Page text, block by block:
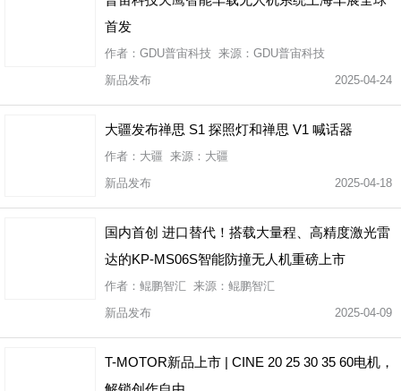
首发
作者：GDU普宙科技 来源：GDU普宙科技
新品发布
2025-04-24
大疆发布禅思 S1 探照灯和禅思 V1 喊话器
作者：大疆 来源：大疆
新品发布
2025-04-18
国内首创 进口替代！搭载大量程、高精度激光雷
达的KP-MS06S智能防撞无人机重磅上市
作者：鲲鹏智汇 来源：鲲鹏智汇
新品发布
2025-04-09
T-MOTOR新品上市 | CINE 20 25 30 35 60电机，